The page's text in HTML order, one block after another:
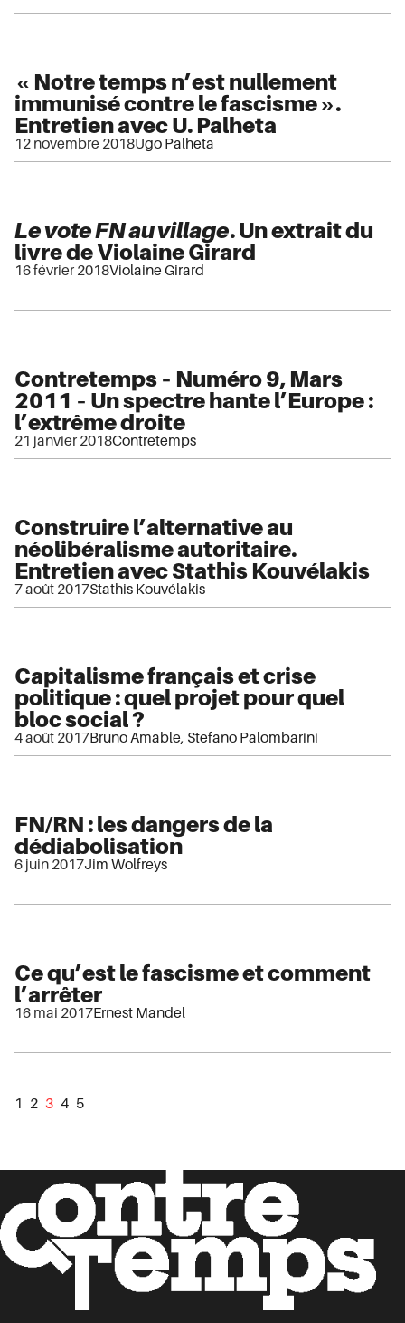
« Notre temps n’est nullement
immunisé contre le fascisme ».
Entretien avec U. Palheta
12 novembre 2018Ugo Palheta
Le vote FN au village. Un extrait du
livre de Violaine Girard
16 février 2018Violaine Girard
Contretemps – Numéro 9, Mars
2011 – Un spectre hante l’Europe :
l’extrême droite
21 janvier 2018Contretemps
Construire l’alternative au
néolibéralisme autoritaire.
Entretien avec Stathis Kouvélakis
7 août 2017Stathis Kouvélakis
Capitalisme français et crise
politique : quel projet pour quel
bloc social ?
4 août 2017Bruno Amable, Stefano Palombarini
FN/RN : les dangers de la
dédiabolisation
6 juin 2017Jim Wolfreys
Ce qu’est le fascisme et comment
l’arrêter
16 mai 2017Ernest Mandel
1 2 3 4 5